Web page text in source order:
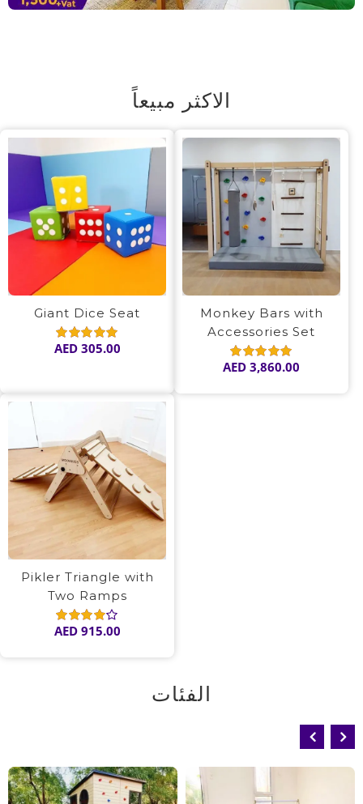
الاكثر مبيعاً
Giant Dice Seat
Rated5.00
AED305.00
Monkey Bars with
Accessories Set
Rated5.00
AED 3,860.00
Pikler Triangle with
Two Ramps
Rated
AED915.00
الفئات